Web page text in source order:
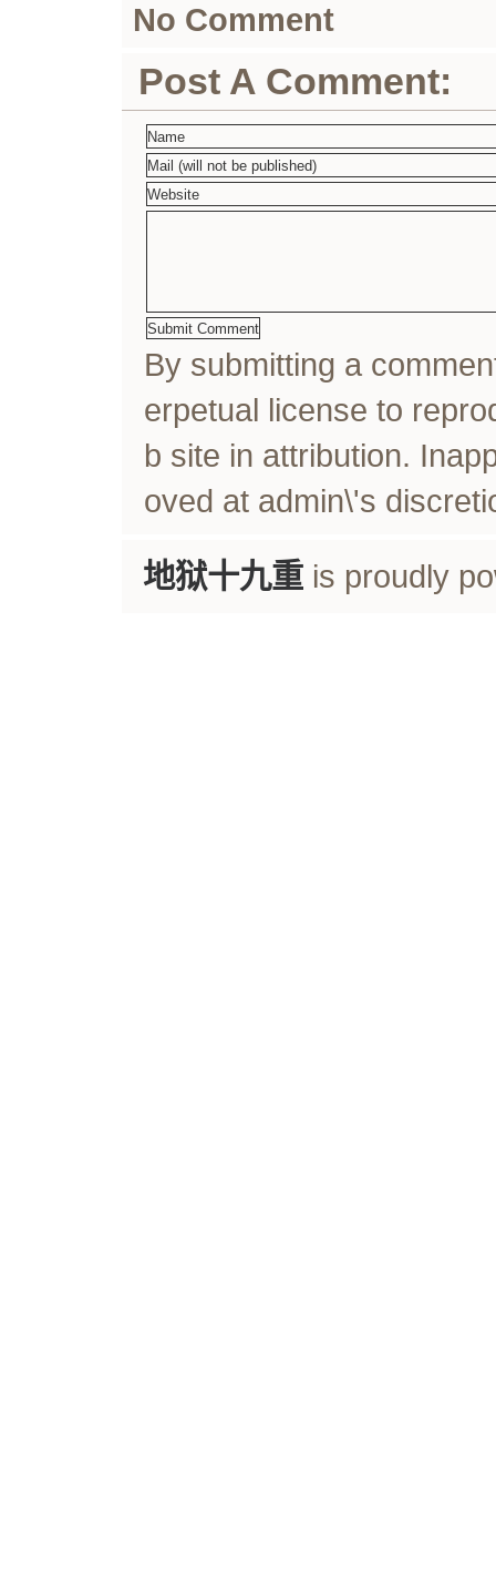
No Comment
Post A Comment:
By submitting a
erpetual license to
b site in attribution.
oved at admin\'s
地狱十九重is proudly